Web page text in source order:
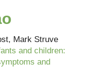
Mark Struve
and children:
and